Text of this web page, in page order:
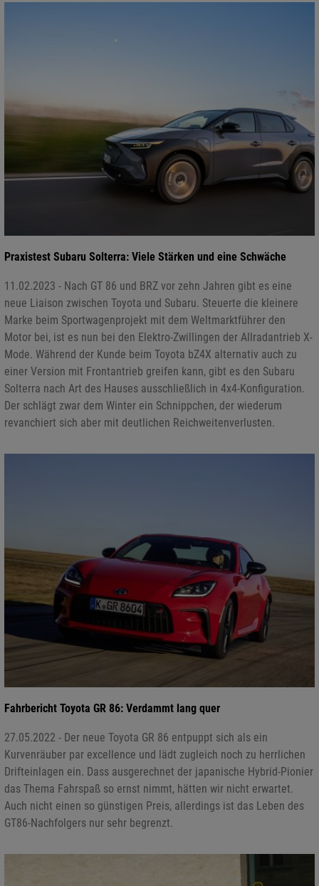
Praxistest Subaru Solterra: Viele Stärken und eine Schwäche
11.02.2023 - Nach GT 86 und BRZ vor zehn Jahren gibt es eine
neue Liaison zwischen Toyota und Subaru. Steuerte die kleinere
Marke beim Sportwagenprojekt mit dem Weltmarktführer den
Motor bei, ist es nun bei den Elektro-Zwillingen der Allradantrieb X-
Mode. Während der Kunde beim Toyota bZ4X alternativ auch zu
einer Version mit Frontantrieb greifen kann, gibt es den Subaru
Solterra nach Art des Hauses ausschließlich in 4x4-Konfiguration.
Der schlägt zwar dem Winter ein Schnippchen, der wiederum
revanchiert sich aber mit deutlichen Reichweitenverlusten.
Fahrbericht Toyota GR 86: Verdammt lang quer
27.05.2022 - Der neue Toyota GR 86 entpuppt sich als ein
Kurvenräuber par excellence und lädt zugleich noch zu herrlichen
Drifteinlagen ein. Dass ausgerechnet der japanische Hybrid-Pionier
das Thema Fahrspaß so ernst nimmt, hätten wir nicht erwartet.
Auch nicht einen so günstigen Preis, allerdings ist das Leben des
GT86-Nachfolgers nur sehr begrenzt.